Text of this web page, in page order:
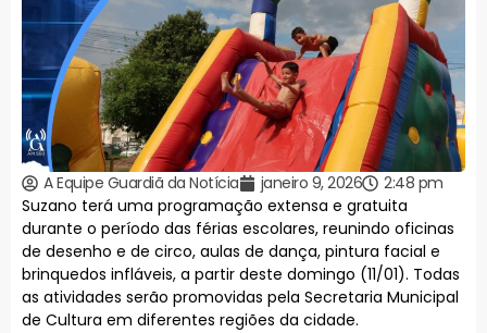
A Equipe Guardiã da Notícia janeiro 9, 2026
2:48 pm
Suzano terá uma programação extensa e gratuita
durante o período das férias escolares, reunindo oficinas
de desenho e de circo, aulas de dança, pintura facial e
brinquedos infláveis, a partir deste domingo (11/01). Todas
as atividades serão promovidas pela Secretaria Municipal
de Cultura em diferentes regiões da cidade.